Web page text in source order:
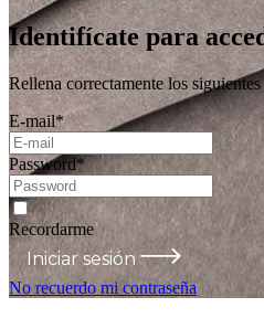
Identifícate para
Rellena correctamente los siguientes
E-mail*
Password*
Recordarme
Iniciar sesión
No recuerdo mi contraseña